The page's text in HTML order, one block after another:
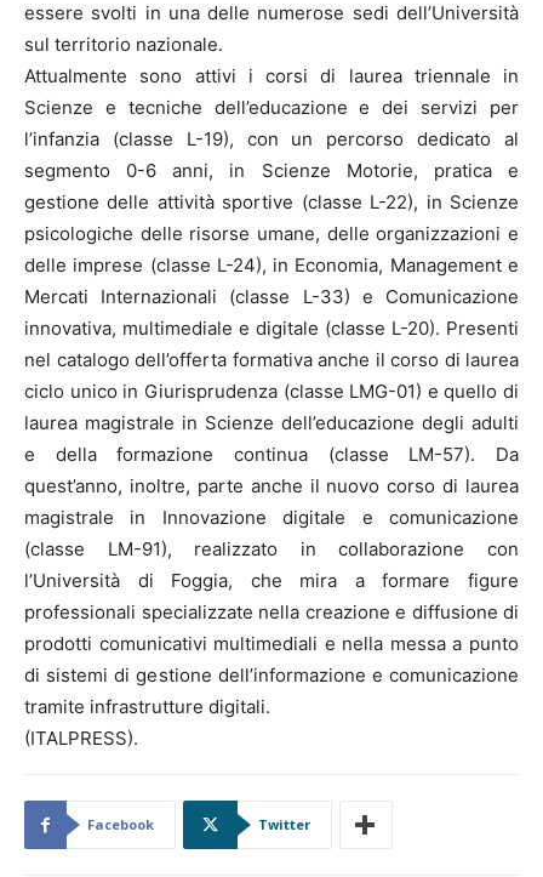
essere svolti in una delle numerose sedi dell’Università
sul territorio nazionale.
Attualmente sono attivi i corsi di laurea triennale in
Scienze e tecniche dell’educazione e dei servizi per
l’infanzia (classe L-19), con un percorso dedicato al
segmento 0-6 anni, in Scienze Motorie, pratica e
gestione delle attività sportive (classe L-22), in Scienze
psicologiche delle risorse umane, delle organizzazioni e
delle imprese (classe L-24), in Economia, Management e
Mercati Internazionali (classe L-33) e Comunicazione
innovativa, multimediale e digitale (classe L-20). Presenti
nel catalogo dell’offerta formativa anche il corso di laurea
ciclo unico in Giurisprudenza (classe LMG-01) e quello di
laurea magistrale in Scienze dell’educazione degli adulti
e della formazione continua (classe LM-57). Da
quest’anno, inoltre, parte anche il nuovo corso di laurea
magistrale in Innovazione digitale e comunicazione
(classe LM-91), realizzato in collaborazione con
l’Università di Foggia, che mira a formare figure
professionali specializzate nella creazione e diffusione di
prodotti comunicativi multimediali e nella messa a punto
di sistemi di gestione dell’informazione e comunicazione
tramite infrastrutture digitali.
(ITALPRESS).
Facebook Twitter